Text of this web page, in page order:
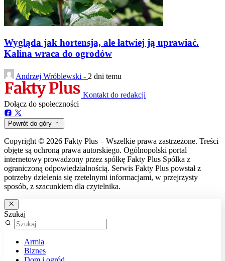
Wygląda jak hortensja, ale łatwiej ją uprawiać.
Kalina wraca do ogrodów
Andrzej Wróblewski - 2 dni temu
Kontakt do redakcji
Dołącz do społeczności
Powrót do góry
Copyright © 2026 Fakty Plus – Wszelkie prawa zastrzeżone. Treści
objęte są ochroną prawa autorskiego. Ogólnopolski portal
internetowy prowadzony przez spółkę Fakty Plus Spółka z
ograniczoną odpowiedzialnością. Serwis Fakty Plus powstał z
potrzeby dzielenia się rzetelnymi informacjami, w przejrzysty
sposób, z szacunkiem dla czytelnika.
Szukaj
Armia
Biznes